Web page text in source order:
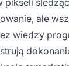
pikseli
ale
wiedzy